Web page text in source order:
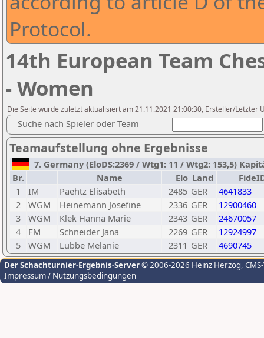
Protocol.
14th European Team
- Women
Die Seite wurde zuletzt aktualisiert am 21.11.2021 21:00:30, Ersteller/Letzter
Suche nach Spieler oder Team
Teamaufstellung ohne Ergebnisse
7. Germany (EloDS:2369 / Wtg1: 11 / Wtg2: 153,5)
Br.
Name Elo Land
1
IM Paehtz Elisabeth 2485 GER
4641833
2
WGM Heinemann Josefine 2336 GER
12900460
3
WGM Klek Hanna Marie 2343 GER
24670057
4
FM Schneider Jana 2269 GER
12924997
5
WGM Lubbe Melanie 2311 GER 4690745
Der Schachturnier-Ergebnis-Server© 2006-2026 Heinz Herzog,
Impressum / Nutzungsbedingungen